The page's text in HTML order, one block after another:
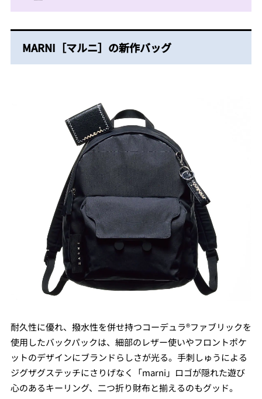
MARNI［マルニ］の新作バッグ
耐久性に優れ、撥水性を併せ持つコーデュラ®ファブリックを
使用したバックパックは、細部のレザー使いやフロントポケ
ットのデザインにブランドらしさが光る。手刺しゅうによる
ジグザグステッチにさりげなく「marni」ロゴが隠れた遊び
心のあるキーリング、二つ折り財布と揃えるのもグッド。